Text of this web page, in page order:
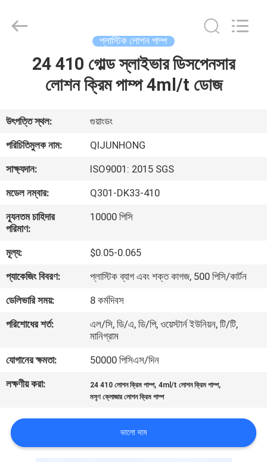
ভিআর
শো
আমাদের
সম্পর্কে
কারখানা
পরিদর্শন
গুণমান
আমাদের
যোগাযোগ
PRODUCTS
MANUFACTORY
প্লাস্টিক লোশন পাম্প
24 410 গোল্ড স্লাইভার ডিসপেনসার
লোশন ক্রিম পাম্প 4ml/t ডোজ
উৎপত্তি স্থল:
গুয়াংডং
পরিচিতিমুলক নাম:
QIJUNHONG
সাক্ষ্যদান:
ISO9001: 2015 SGS
মডেল নম্বার:
Q301-DK33-410
ন্যূনতম চাহিদার
পরিমাণ:
10000 পিসি
মূল্য:
$0.05-0.065
প্যাকেজিং বিবরণ:
প্লাস্টিক ব্যাগ এবং শক্ত কাগজ, 500 পিসি/কার্টন
ডেলিভারি সময়:
8 কর্মদিবস
পরিশোধের শর্ত:
এল/সি, ডি/এ, ডি/পি, ওয়েস্টার্ন ইউনিয়ন, টি/টি,
মানিগ্রাম
যোগানের ক্ষমতা:
50000 পিসিএস/দিন
লক্ষণীয় করা:
24 410 লোশন ক্রিম পাম্প,4ml/t লোশন ক্রিম পাম্প,
মসৃণ ক্লোজার লোশন ক্রিম পাম্প
ভালো দাম